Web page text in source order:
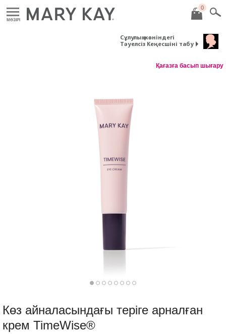
MӘЗІРІ
0
Сұлулық жөніндегі
Тәуелсіз Кеңесшіні табу
Қағазға басып шығару
Көз айналасындағы теріге арналған
крем TimeWise®